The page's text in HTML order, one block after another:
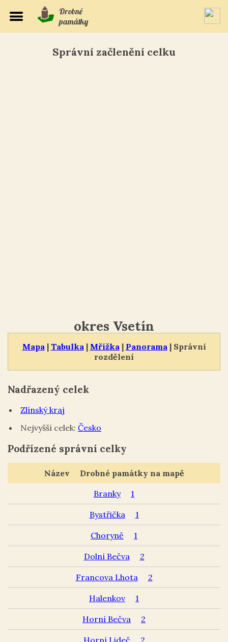
Drobné
památky
Správní začlenění celku
Mapa | Tabulka | Mřížka | Panorama | Správní
rozdělení
okres Vsetín
Nadřazený celek
Zlínský kraj
Nejvyšší celek: Česko
Podřízené správní celky
Název
Drobné památky na mapě
Branky
1
Bystřička 1
Choryně 1
Dolní Bečva 2
Francova Lhota 2
Halenkov 1
Horní Bečva 2
Horní Lideč 2